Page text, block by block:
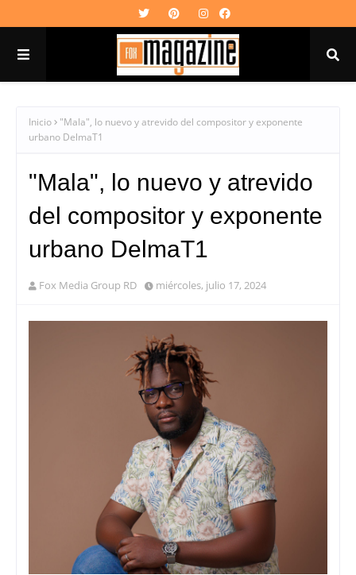
Inicio
"Mala", lo nuevo y atrevido del compositor y exponente
urbano DelmaT1
"Mala", lo nuevo y atrevido
del compositor y exponente
urbano DelmaT1
Fox Media Group RD miércoles, julio 17, 2024